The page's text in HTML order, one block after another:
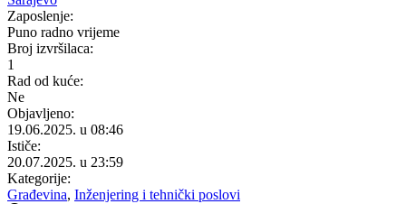
Zaposlenje:
Puno radno vrijeme
Broj izvršilaca:
1
Rad od kuće:
Ne
Objavljeno:
19.06.2025. u 08:46
Ističe:
20.07.2025. u 23:59
Kategorije:
Građevina, Inženjering i tehnički poslovi